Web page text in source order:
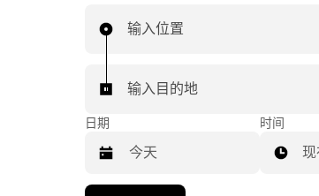
输入位置
输入目的地
日期 时间
现